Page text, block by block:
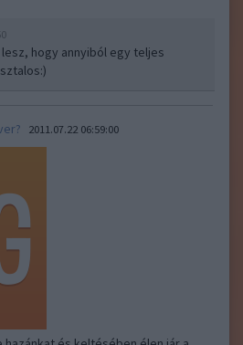
hogy annyiból egy teljes
2011.07.22 06:59:00